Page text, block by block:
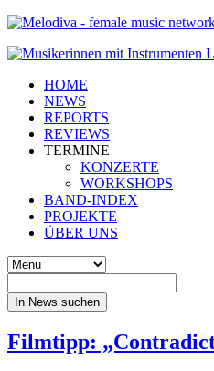
HOME
NEWS
REPORTS
REVIEWS
TERMINE
KONZERTE
WORKSHOPS
BAND-INDEX
PROJEKTE
ÜBER UNS
In News suchen
Filmtipp: